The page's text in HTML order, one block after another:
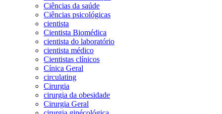
Ciências da saúde
Ciências psicológicas
cientista
Cientista Biomédica
cientista do laboratório
cientista médico
Cientistas clínicos
Cínica Geral
circulating
Cirurgia
cirurgia da obesidade
Cirurgia Geral